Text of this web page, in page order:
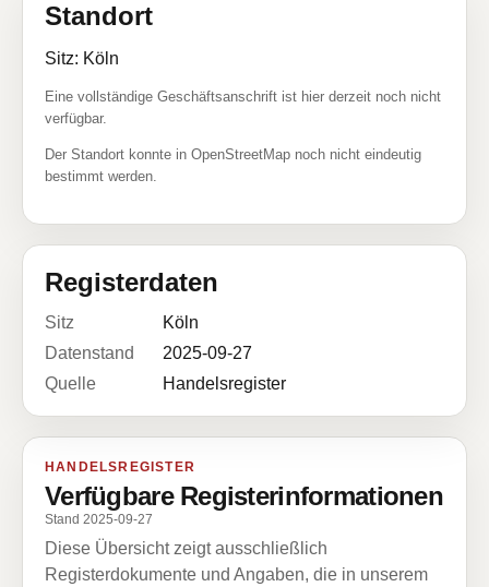
Standort
Sitz: Köln
Eine vollständige Geschäftsanschrift ist hier derzeit noch nicht
verfügbar.
Der Standort konnte in OpenStreetMap noch nicht eindeutig
bestimmt werden.
Registerdaten
Sitz
Köln
Datenstand
2025-09-27
Quelle
Handelsregister
HANDELSREGISTER
Verfügbare Registerinformationen
Stand 2025-09-27
Diese Übersicht zeigt ausschließlich
Registerdokumente und Angaben, die in unserem